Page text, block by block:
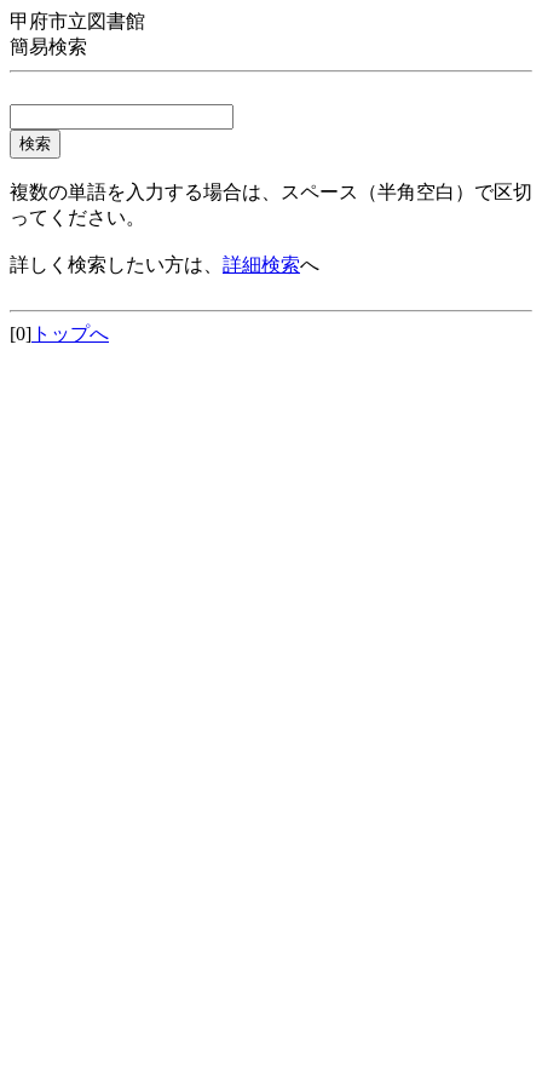
甲府市立図書館
簡易検索
複数の単語を入力する場合は、スペース（半角空白）で区切
ってください。
詳しく検索したい方は、 詳細検索へ
[0] トップへ